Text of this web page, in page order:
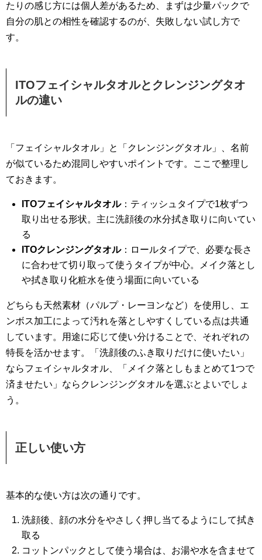
たりの感じ方には個人差があるため、まずは少量パックで
自分の肌との相性を確認するのが、失敗しない試し方で
す。
ITOフェイシャルタオルとクレンジングタオ
ルの違い
「フェイシャルタオル」と「クレンジングタオル」、名前
が似ているため混同しやすいポイントです。ここで整理し
ておきます。
ITOフェイシャルタオル：ティッシュタイプで1枚ずつ
取り出せる形状。主に洗顔後の水分拭き取りに向いてい
る
ITOクレンジングタオル：ロールタイプで、必要な長さ
に合わせて切り取って使うタイプが中心。メイク落とし
や拭き取り化粧水を使う場面に向いている
どちらも天然素材（パルプ・レーヨンなど）を使用し、エ
ンボス加工によって汚れを落としやすくしている点は共通
しています。用途に応じて使い分けることで、それぞれの
特長を活かせます。「洗顔後のふき取りだけに使いたい」
ならフェイシャルタオル、「メイク落としもまとめて1つで
済ませたい」ならクレンジングタオルを選ぶとよいでしょ
う。
正しい使い方
基本的な使い方は次の通りです。
洗顔後、顔の水分をやさしく押し当てるようにして拭き
取る
コットンパックとして使う場合は、お湯や水を含ませて